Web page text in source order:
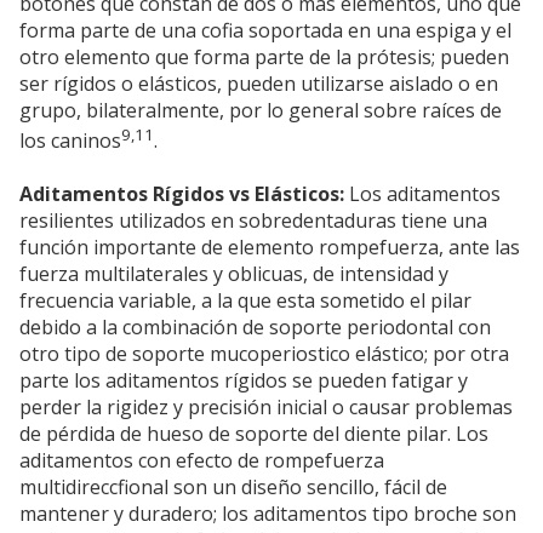
forma parte de una cofia soportada en una espiga y el
otro elemento que forma parte de la prótesis; pueden
ser rígidos o elásticos, pueden utilizarse aislado o en
grupo, bilateralmente, por lo general sobre raíces de
los caninos9,11.
Aditamentos Rígidos vs Elásticos: Los aditamentos
resilientes utilizados en sobredentaduras tiene una
función importante de elemento rompefuerza, ante las
fuerza multilaterales y oblicuas, de intensidad y
frecuencia variable, a la que esta sometido el pilar
debido a la combinación de soporte periodontal con
otro tipo de soporte mucoperiostico elástico; por otra
parte los aditamentos rígidos se pueden fatigar y
perder la rigidez y precisión inicial o causar problemas
de pérdida de hueso de soporte del diente pilar. Los
aditamentos con efecto de rompefuerza
multidireccfional son un diseño sencillo, fácil de
mantener y duradero; los aditamentos tipo broche son